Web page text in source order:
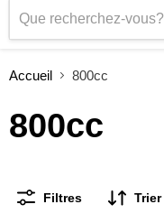
Accueil 800cc
800cc
Filtres